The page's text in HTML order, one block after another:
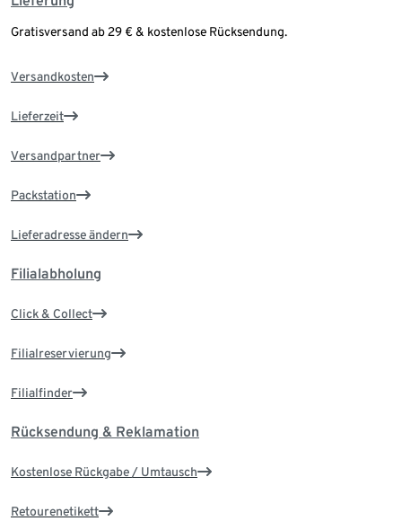
Gratisversand ab 29 € & kostenlose Rücksendung.
Versandkosten
Lieferzeit
Versandpartner
Packstation
Lieferadresse ändern
Filialabholung
Click & Collect
Filialreservierung
Filialfinder
Rücksendung & Reklamation
Kostenlose Rückgabe / Umtausch
Retourenetikett